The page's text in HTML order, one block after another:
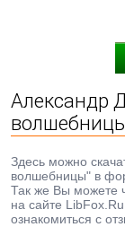
Александр
Здесь можно
волшебницы" в
Так же Вы можете
на сайте
ознакомиться с